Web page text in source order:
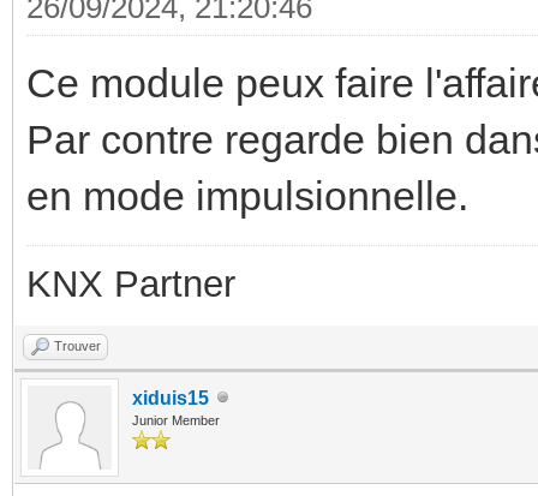
Ce module peux faire
Par contre regarde bien
en mode impulsionnelle.
KNX Partner
Trouver
xiduis15
Junior Member